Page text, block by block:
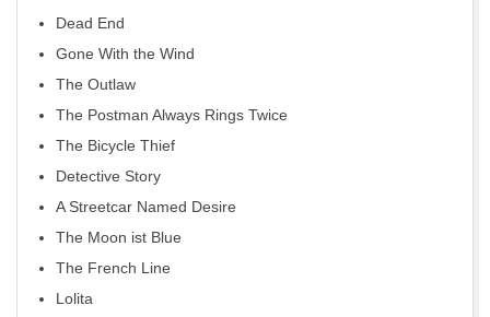
Dead End
Gone With the Wind
The Outlaw
The Postman Always Rings Twice
The Bicycle Thief
Detective Story
A Streetcar Named Desire
The Moon ist Blue
The French Line
Lolita